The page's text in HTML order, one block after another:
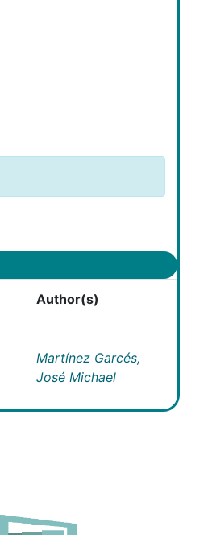
Author(s)
Martínez Garcés,
José Michael